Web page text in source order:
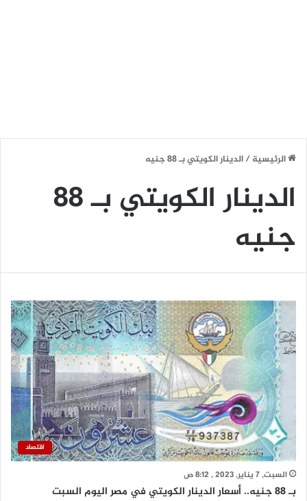
الرئيسية/الدينار الكويتي بـ 88 جنيه
الدينار الكويتي بـ 88
جنيه
اقتصاد
السبت, 7 يناير, 2023 , 8:12 ص
بـ 88 جنيه.. أسعار الدينار الكويتي في مصر اليوم السبت